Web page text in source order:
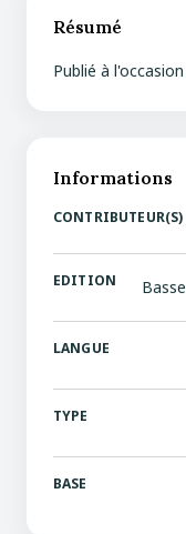
Résumé
Publié à
Informations
CONTRIBUTEUR(S)
EDITION
LANGUE
TYPE
BASE